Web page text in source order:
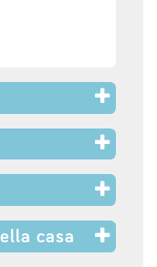
casa